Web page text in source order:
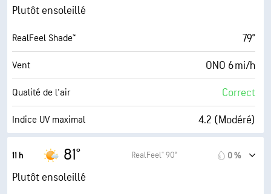
Humidité
Point de rosée 68° F
AccuLumen Brightness Index™ 9 (Très forte)
Couverture nuageuse 25 %
Visibilité 10 mi
Plutôt ensoleillé
RealFeel Shade™ 79°
Vent ONO 6 mi/h
Qualité de l'air Correct
Indice UV maximal 4.2 (Modéré)
Humidité
11 h 81° RealFeel® 90° 0 %
Plutôt ensoleillé